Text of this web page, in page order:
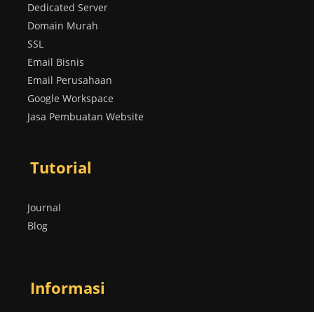
Dedicated Server
Domain Murah
SSL
Email Bisnis
Email Perusahaan
Google Workspace
Jasa Pembuatan Website
Tutorial
Journal
Blog
Informasi